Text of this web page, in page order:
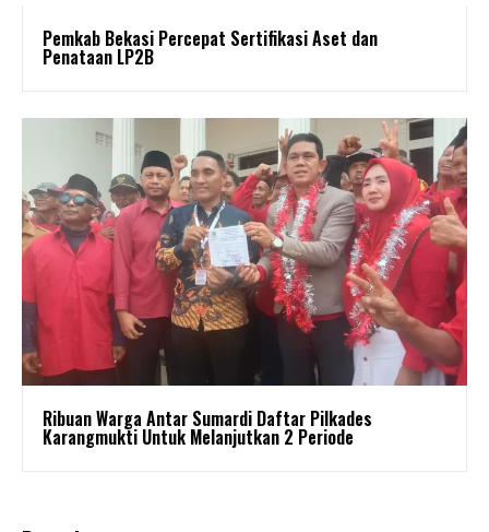
Pemkab Bekasi Percepat Sertifikasi Aset dan
Penataan LP2B
Ribuan Warga Antar Sumardi Daftar Pilkades
Karangmukti Untuk Melanjutkan 2 Periode